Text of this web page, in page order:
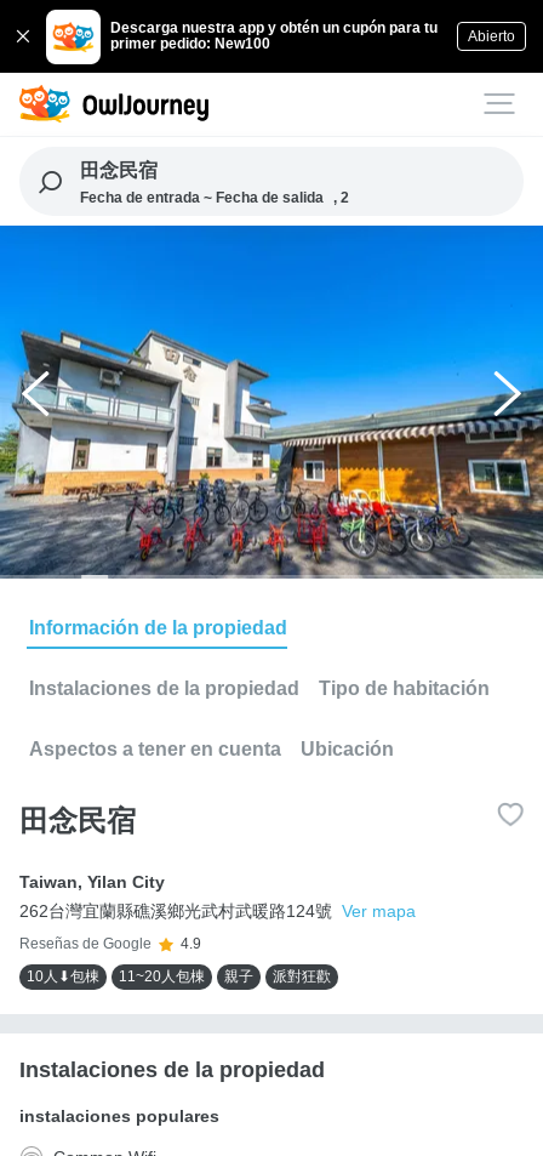
Descarga nuestra app y obtén un cupón para tu
primer pedido: New100
Abierto
田念民宿
Fecha de entrada ~ Fecha de salida , 2
Información de la propiedad
Instalaciones de la propiedad Tipo de habitación
Aspectos a tener en cuenta Ubicación
田念民宿
Taiwan, Yilan City
262台灣宜蘭縣礁溪鄉光武村武暖路124號 Ver mapa
Reseñas de Google
4.9
10人⬇包棟
11~20人包棟 親子 派對狂歡
Instalaciones de la propiedad
instalaciones populares